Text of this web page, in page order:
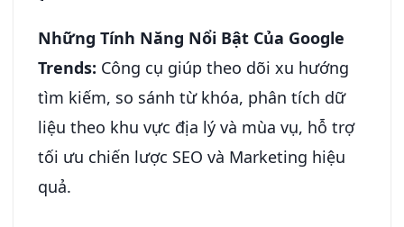
Những Tính Năng Nổi Bật Của Google
Trends: Công cụ giúp theo dõi xu hướng
tìm kiếm, so sánh từ khóa, phân tích dữ
liệu theo khu vực địa lý và mùa vụ, hỗ trợ
tối ưu chiến lược SEO và Marketing hiệu
quả.